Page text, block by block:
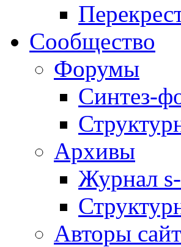
Сообщество
Форумы
Синтез-
Архивы
Журнал
Авторы